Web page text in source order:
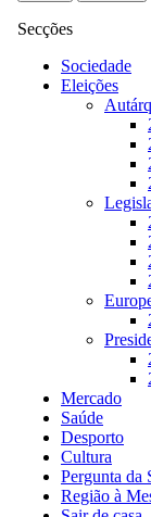
Secções
Sociedade
Eleições
Mercado
Saúde
Desporto
Cultura
Pergunta da
Região à